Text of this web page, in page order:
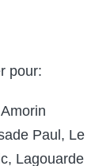
pour:
Paul, Le
Lagouarde